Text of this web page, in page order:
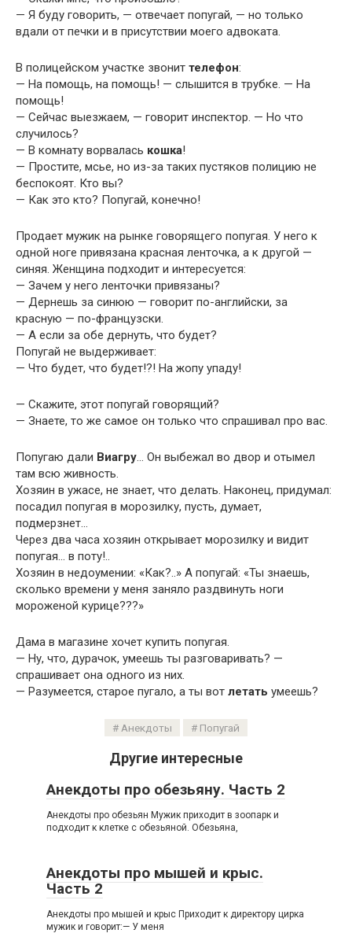
— Я буду говорить, — отвечает попугай, — но только
вдали от печки и в присутствии моего адвоката.
В полицейском участке звонит телефон:
— На помощь, на помощь! — слышится в трубке. — На
помощь!
— Сейчас выезжаем, — говорит инспектор. — Но что
случилось?
— В комнату ворвалась кошка!
— Простите, мсье, но из-за таких пустяков полицию не
беспокоят. Кто вы?
— Как это кто? Попугай, конечно!
Продает мужик на рынке говорящего попугая. У него к
одной ноге привязана красная ленточка, а к другой —
синяя. Женщина подходит и интересуется:
— Зачем у него ленточки привязаны?
— Дернешь за синюю — говорит по-английски, за
красную — по-французски.
— А если за обе дернуть, что будет?
Попугай не выдерживает:
— Что будет, что будет!?! На жопу упаду!
— Скажите, этот попугай говоpящий?
— Знаете, то же самое он только что спpашивал пpо вас.
Попугаю дали Виагру… Он выбежал во двор и отымел
там всю живность.
Хозяин в ужасе, не знает, что делать. Наконец, придумал:
посадил попугая в морозилку, пусть, думает,
подмерзнет…
Через два часа хозяин открывает морозилку и видит
попугая… в поту!..
Хозяин в недоумении: «Как?..» А попугай: «Ты знаешь,
сколько времени у меня заняло раздвинуть ноги
мороженой курице???»
Дама в магазине хочет купить попугая.
— Ну, что, дурачок, умеешь ты разговаривать? —
спрашивает она одного из них.
— Разумеется, старое пугало, а ты вот летать умеешь?
Анекдоты Попугай
Другие интересные
Анекдоты про обезьяну. Часть 2
Анекдоты про обезьян Мужик приходит в зоопарк и
подходит к клетке с обезьяной. Обезьяна,
Анекдоты про мышей и крыс.
Часть 2
Анекдоты про мышей и крыс Приходит к директору цирка
мужик и говорит:— У меня